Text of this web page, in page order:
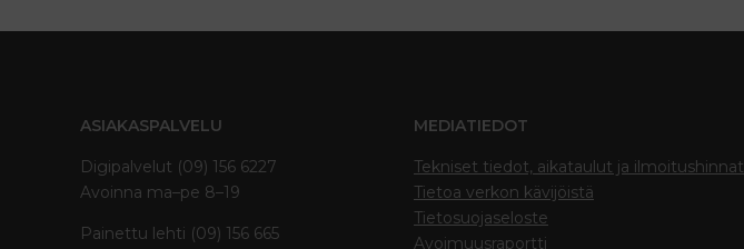
ASIAKASPALVELU
Digipalvelut (09) 156 6227
Avoinna ma–pe 8–19
Painettu lehti (09) 156 665
MEDIATIEDOT
Tekniset tiedot, aikataulut ja ilmoitushinnat
Tietoa verkon kävijöistä
Tietosuojaseloste
Avoimuusraportti